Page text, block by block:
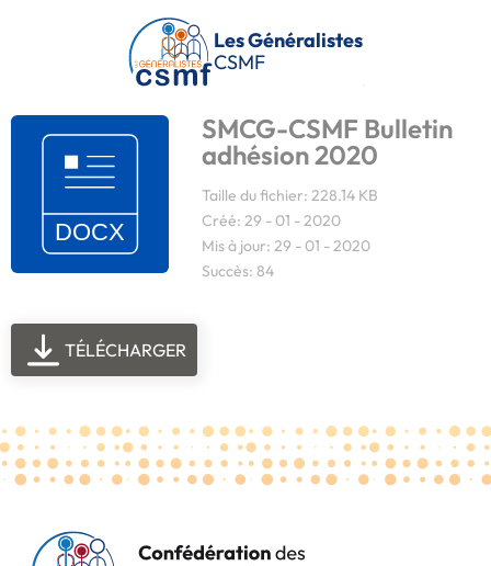
Passer au contenu principal
Les Généralistes
CSMF
SMCG-CSMF Bulletin
adhésion 2020
Taille du fichier: 228.14 KB
Créé: 29 - 01 - 2020
Mis à jour: 29 - 01 - 2020
Succès: 84
TÉLÉCHARGER